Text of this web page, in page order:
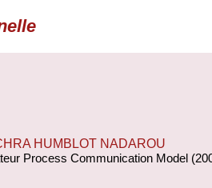
HUMBLOT NADAROU
Process Communication Model